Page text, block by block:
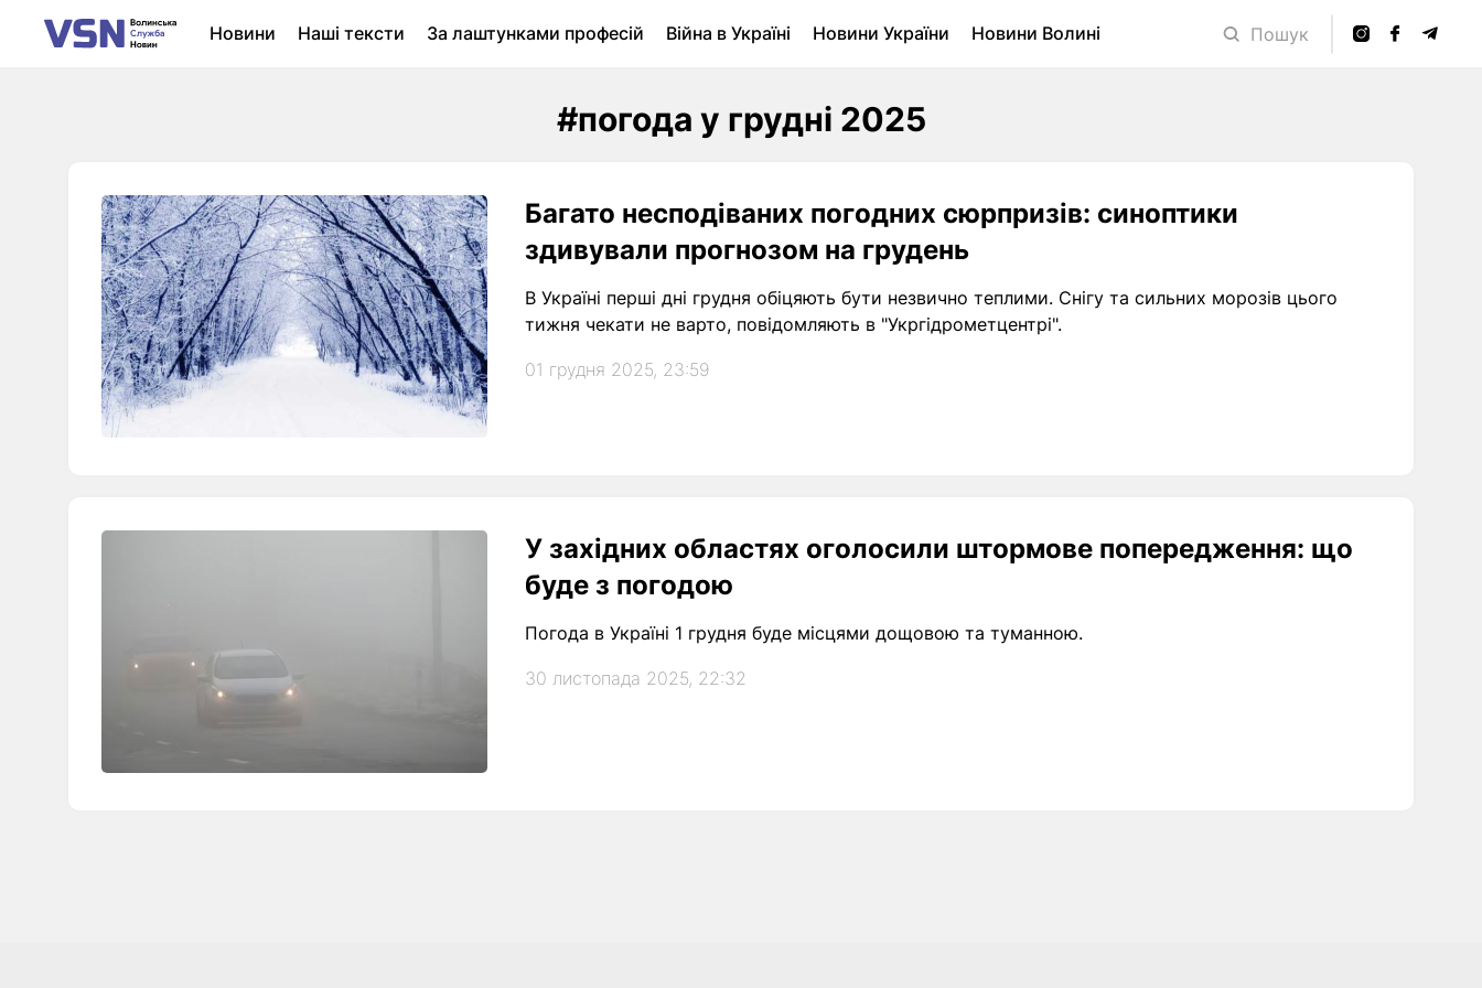
Новини Наші тексти За лаштунками професій Війна в Україні Новини України
Новини Волині
Пошук
#погода у грудні 2025
Багато несподіваних погодних сюрпризів: синоптики
здивували прогнозом на грудень
В Україні перші дні грудня обіцяють бути незвично теплими. Снігу та сильних морозів цього
тижня чекати не варто, повідомляють в "Укргідрометцентрі".
01 грудня 2025, 23:59
У західних областях оголосили штормове попередження: що
буде з погодою
Погода в Україні 1 грудня буде місцями дощовою та туманною.
30 листопада 2025, 22:32